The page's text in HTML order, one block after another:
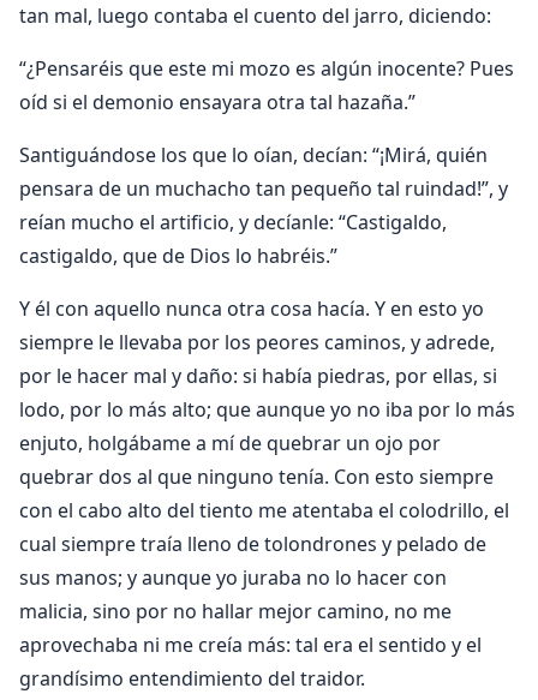
tan mal, luego contaba el cuento del jarro, diciendo:
“¿Pensaréis que este mi mozo es algún inocente? Pues
oíd si el demonio ensayara otra tal hazaña.”
Santiguándose los que lo oían, decían: “¡Mirá, quién
pensara de un muchacho tan pequeño tal ruindad!”, y
reían mucho el artificio, y decíanle: “Castigaldo,
castigaldo, que de Dios lo habréis.”
Y él con aquello nunca otra cosa hacía. Y en esto yo
siempre le llevaba por los peores caminos, y adrede,
por le hacer mal y daño: si había piedras, por ellas, si
lodo, por lo más alto; que aunque yo no iba por lo más
enjuto, holgábame a mí de quebrar un ojo por
quebrar dos al que ninguno tenía. Con esto siempre
con el cabo alto del tiento me atentaba el colodrillo, el
cual siempre traía lleno de tolondrones y pelado de
sus manos; y aunque yo juraba no lo hacer con
malicia, sino por no hallar mejor camino, no me
aprovechaba ni me creía más: tal era el sentido y el
grandísimo entendimiento del traidor.